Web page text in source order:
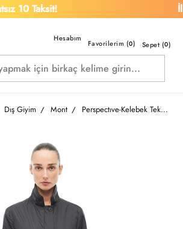
10 Taksit!
Favorilerim (0) Sepet (0)
Dış Giyim Mont Perspectıve-Kelebek Tekstil Kadın Mont